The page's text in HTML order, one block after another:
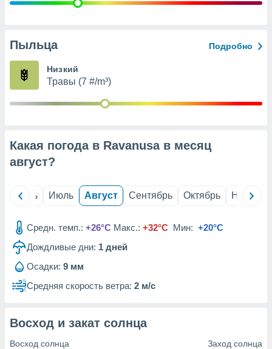
рекламы
сведения
1199
Пыльца Подробно
Низкий
Травы (7 #/m³)
Какая погода в Ravanusa в месяц
август?
Июнь Июль Август Сентябрь Октябрь Ноябрь
Средн. темп.: +26°C Макс.: +32°C Мин: +20°C
Дождливые дни: 1 дней
Осадки: 9 мм
Средняя скорость ветра: 2 м/с
Восход и закат солнца
Восход солнца Заход солнца